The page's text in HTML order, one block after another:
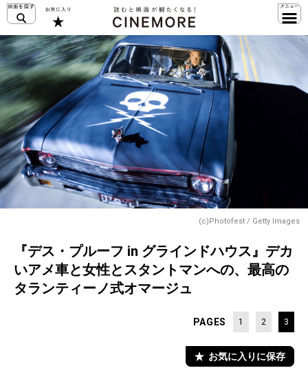
(c)Photofest / Getty Images
『デス・プルーフ in グラインドハウス』デカ
いアメ車と女性とスタントマンへの、最高の
タランティーノ式オマージュ
PAGES 1 2 3
お気に入りに保存